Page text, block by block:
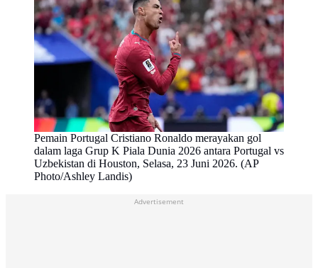
Pemain Portugal Cristiano Ronaldo merayakan gol
dalam laga Grup K Piala Dunia 2026 antara Portugal vs
Uzbekistan di Houston, Selasa, 23 Juni 2026. (AP
Photo/Ashley Landis)
Advertisement